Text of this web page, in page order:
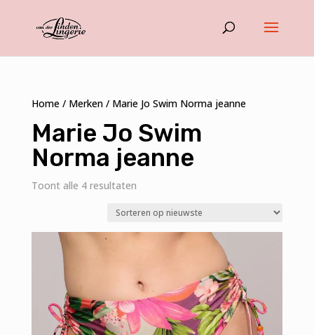
Home/ Merken/ Marie Jo Swim Norma jeanne
Marie Jo Swim
Norma jeanne
Toont alle 4 resultatenGesorteerd
nieuwste